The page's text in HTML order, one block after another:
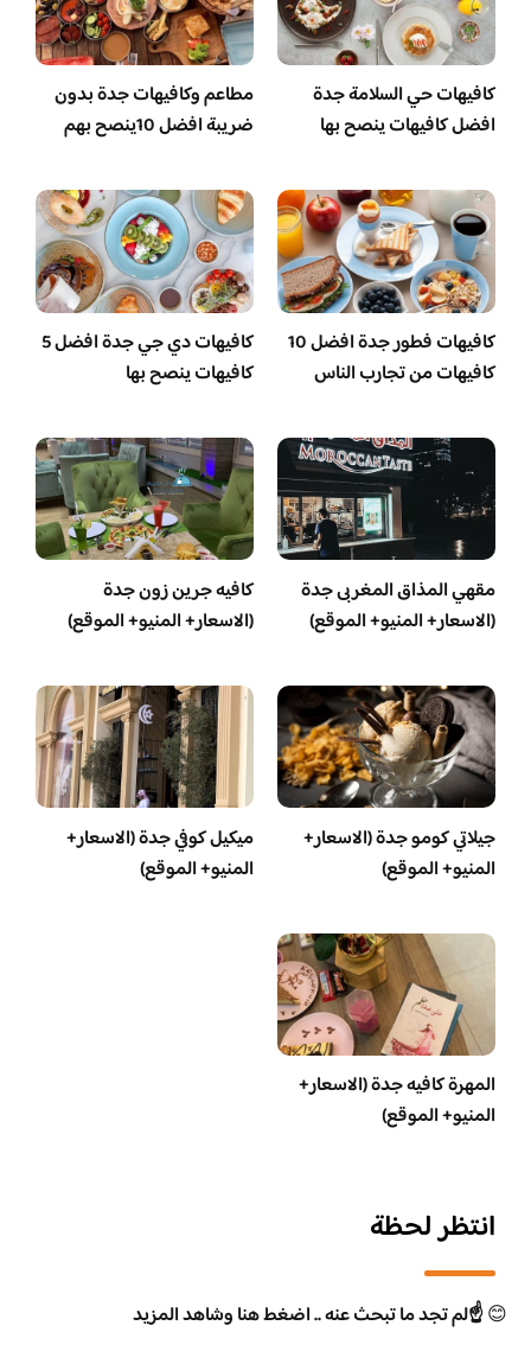
كافيهات حي السلامة جدة
افضل كافيهات ينصح بها
مطاعم وكافيهات جدة بدون
ضريبة افضل 10ينصح بهم
كافيهات فطور جدة افضل 10
كافيهات من تجارب الناس
كافيهات دي جي جدة افضل 5
كافيهات ينصح بها
مقهي المذاق المغربى جدة
(الاسعار+ المنيو+ الموقع)
كافيه جرين زون جدة
(الاسعار+ المنيو+ الموقع)
جيلاتي كومو جدة (الاسعار+
المنيو+ الموقع)
ميكيل كوفي جدة (الاسعار+
المنيو+ الموقع)
المهرة كافيه جدة (الاسعار+
المنيو+ الموقع)
انتظر لحظة
😊☝️لم تجد ما تبحث عنه .. اضغط هنا وشاهد المزيد